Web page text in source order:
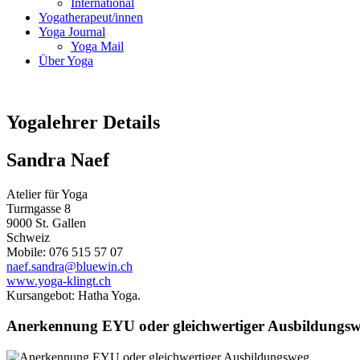
Yogatherapeut/innen
Yoga Journal
Yoga Mail
Über Yoga
Yogalehrer Details
Sandra Naef
Atelier für Yoga
Turmgasse 8
9000 St. Gallen
Schweiz
Mobile: 076 515 57 07
naef.sandra@bluewin.ch
www.yoga-klingt.ch
Kursangebot: Hatha Yoga.
Anerkennung EYU oder gleichwertiger